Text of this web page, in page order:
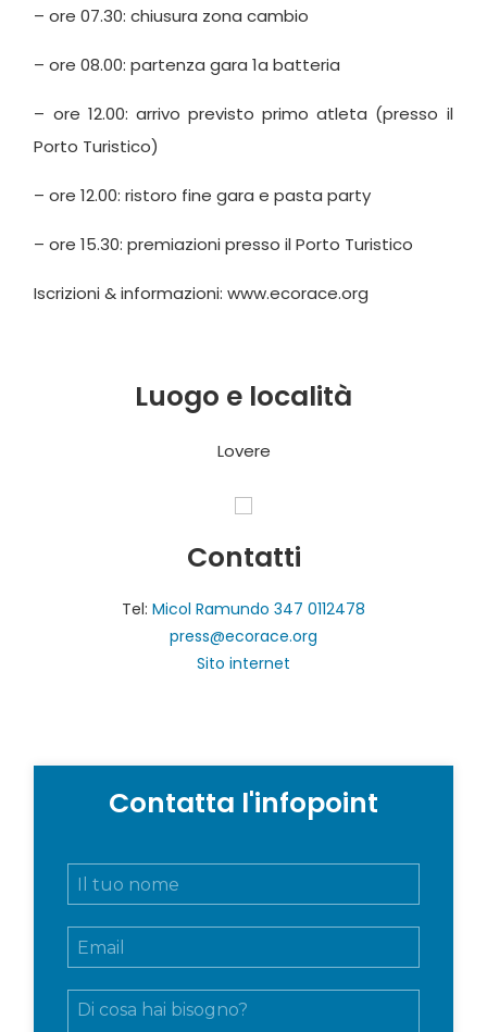
– ore 07.30: chiusura zona cambio
– ore 08.00: partenza gara 1a batteria
– ore 12.00: arrivo previsto primo atleta (presso il
Porto Turistico)
– ore 12.00: ristoro fine gara e pasta party
– ore 15.30: premiazioni presso il Porto Turistico
Iscrizioni & informazioni: www.ecorace.org
Luogo e località
Lovere
Contatti
Tel: Micol Ramundo 347 0112478
press@ecorace.org
Sito internet
Contatta l'infopoint
N
E
m
M